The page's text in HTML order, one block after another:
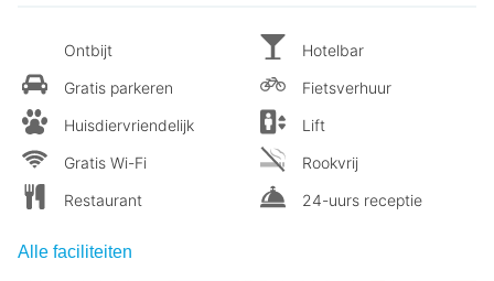
Ontbijt
Gratis parkeren
Huisdiervriendelijk
Gratis Wi-Fi
Restaurant
Hotelbar
Fietsverhuur
Lift
Rookvrij
24-uurs receptie
Alle faciliteiten